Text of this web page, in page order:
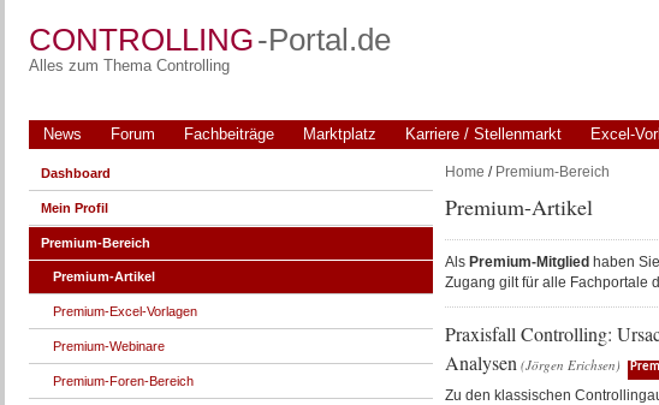
CONTROLLING-Portal.de
Alles zum Thema Controlling
News Forum Fachbeiträge Marktplatz Karriere / Stellenmarkt Excel-
Home / Premium-Bereich
Premium-Artikel
Als Premium-Mitglied haben
Zugang gilt für alle Fachportale
Praxisfall Controlling:
Analysen (Jörgen Erichsen)
Zu den klassischen
Dashboard
Mein Profil
Premium-Bereich
Premium-Artikel
Premium-Excel-Vorlagen
Premium-Webinare
Premium-Foren-Bereich